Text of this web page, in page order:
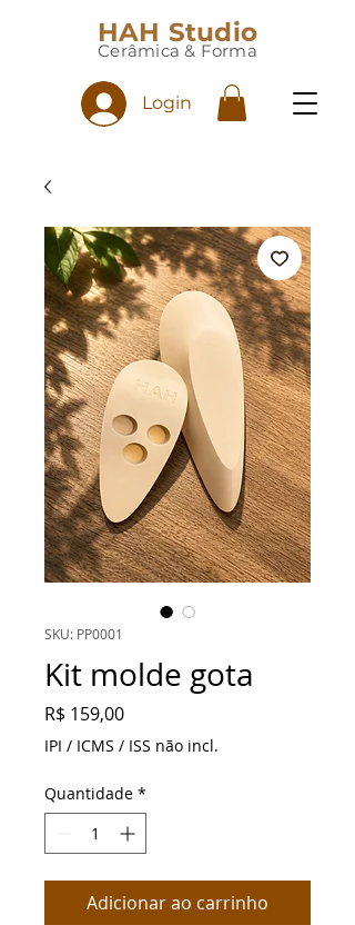
HAH Studio
Cerâmica & Forma
Login
SKU: PP0001
Kit molde gota
R$ 159,00Preço
IPI / ICMS / ISS não incl.
Quantidade *
Adicionar ao carrinho